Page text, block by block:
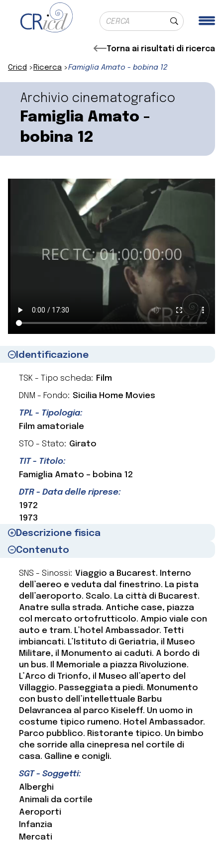
Ricerca globale
Cerca
Torna ai risultati di ricerca
Cricd Ricerca Famiglia Amato - bobina 12
Archivio cinematografico
Famiglia Amato -
bobina 12
Identificazione
TSK - Tipo scheda: Film
DNM - Fondo: Sicilia Home Movies
TPL - Tipologia:
Film amatoriale
STO - Stato: Girato
TIT - Titolo:
Famiglia Amato – bobina 12
DTR - Data delle riprese:
1972
1973
Descrizione fisica
Contenuto
SNS - Sinossi: Viaggio a Bucarest. Interno
dell’aereo e veduta dal finestrino. La pista
dell’aeroporto. Scalo. La città di Bucarest.
Anatre sulla strada. Antiche case, piazza
col mercato ortofrutticolo. Ampio viale con
auto e tram. L’hotel Ambassador. Tetti
imbiancati. L’Istituto di Geriatria, il Museo
Militare, il Monumento ai caduti. A bordo di
un bus. Il Memoriale a piazza Rivoluzione.
L’Arco di Trionfo, il Museo all’aperto del
Villaggio. Passeggiata a piedi. Monumento
con busto dell’intellettuale Barbu
Delavrancea al parco Kiseleff. Un uomo in
costume tipico rumeno. Hotel Ambassador.
Parco pubblico. Ristorante tipico. Un bimbo
che sorride alla cinepresa nel cortile di
casa. Galline e conigli.
SGT - Soggetti:
Alberghi
Animali da cortile
Aeroporti
Infanzia
Mercati